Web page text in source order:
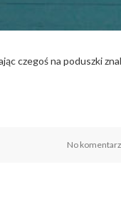
czegoś na poduszki
No